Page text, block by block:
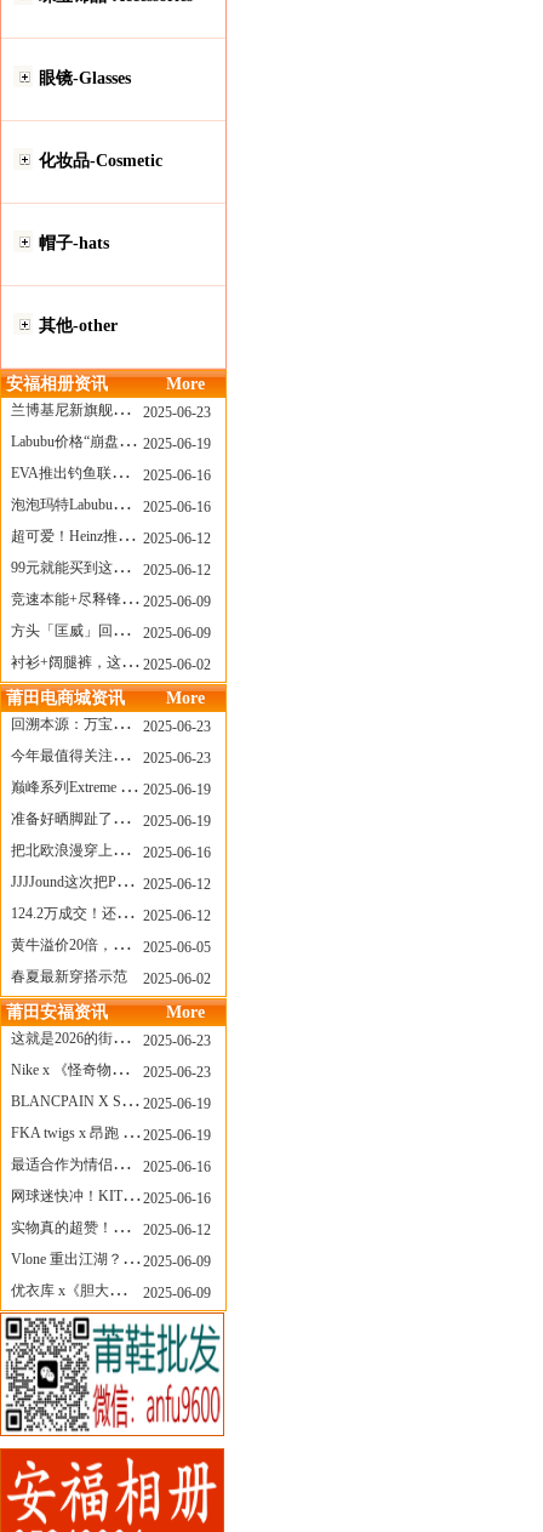
眼镜-Glasses
化妆品-Cosmetic
帽子-hats
其他-other
安福相册资讯 More
兰博基尼新旗舰曝光？这台顶级超跑或将在8月登场
2025-06-23
Labubu价格“崩盘”？618当日泡泡玛特预售补货量超200W！
2025-06-19
EVA推出钓鱼联名套装，初号机也能当“假饵”？
2025-06-16
泡泡玛特Labubu新品发售上演“拳王争霸”......
2025-06-16
超可爱！Heinz推出星之卡比合作款番茄酱！
2025-06-12
99元就能买到这样颜值的太阳镜？优衣库夏季墨镜系列
2025-06-12
竞速本能+尽释锋芒——罗杰杜彼Roger+Dubuis王者竞速系列飞返计时码表燃擎赛道
2025-06-09
方头「匡威」回归！日系简约里的小心思
2025-06-09
衬衫+阔腿裤，这样穿美出新高度！
2025-06-02
莆田电商城资讯 More
回溯本源：万宝龙推出明星系列都市灰腕表新作
2025-06-23
今年最值得关注的AF1！KOBE x AF1 明日发售
2025-06-23
巅峰系列Extreme Diver潜水腕表与Revival Diver复刻版潜水腕表共同推出“暗影款”新作
2025-06-19
准备好晒脚趾了吗？透明款 AF1 要回归了
2025-06-19
把北欧浪漫穿上脚，Cecilie Bahnsen x ASICS
2025-06-16
JJJJound这次把PUMA改得好安静
2025-06-12
124.2万成交！还有什么是Labubu做不到的？
2025-06-12
黄牛溢价20倍，「Labubu」3.0市价大盘点！假货比正品还贵...
2025-06-05
春夏最新穿搭示范
2025-06-02
莆田安福资讯 More
这就是2026的街头感！Prada新包我先爱了
2025-06-23
Nike x 《怪奇物语》联名回归，终于轮到这双热门款了！
2025-06-23
BLANCPAIN X SWATCH联名款 BIOCERAMIC SCUBA FIFTY FATHOMS 系列推出全新 GREEN ABYSS（碧波洋）腕表
2025-06-19
FKA twigs x 昂跑 联名来了，这三双 Cloud X 你选哪一双？
2025-06-19
最适合作为情侣鞋的New Balance 1906 Loafer出现了！
2025-06-16
网球迷快冲！KITH x Wilson 限量球拍太会设计了
2025-06-16
实物真的超赞！NB 新款 2010 新配色
2025-06-12
Vlone 重出江湖？突然又要联名，谁能想到！
2025-06-09
优衣库 x《胆大党》新品公布，第二季联动周边来了！
2025-06-09